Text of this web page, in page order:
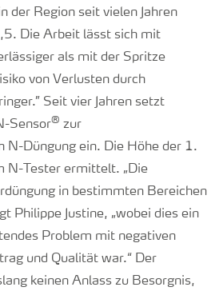
der Region seit vielen Jahren
Die Arbeit lässt sich mit
als mit der Spritze
von Verlusten durch
Seit vier Jahren setzt
Sensor® zur
N-Düngung ein. Die Höhe der 1.
N-Tester ermittelt. „Die
in bestimmten Bereichen
Philippe Justine, „wobei dies ein
Problem mit negativen
und Qualität war.“ Der
keinen Anlass zu Besorgnis,